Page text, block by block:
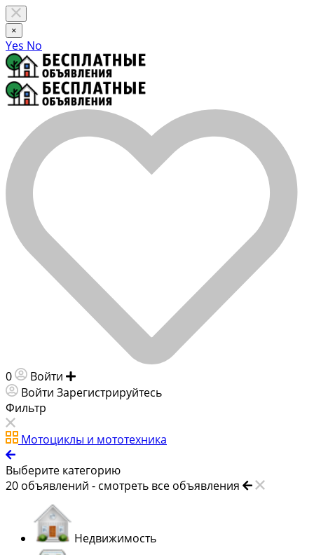
×
Yes No
0 Войти
Войти Зарегистрируйтесь
Фильтр
Мотоциклы и мототехника
Выберите категорию
20 объявлений - смотреть все объявления
Недвижимость